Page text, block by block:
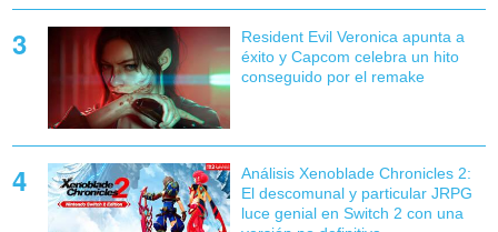
Resident Evil Veronica apunta a
éxito y Capcom celebra un hito
conseguido por el remake
Análisis Xenoblade Chronicles 2:
El descomunal y particular JRPG
luce genial en Switch 2 con una